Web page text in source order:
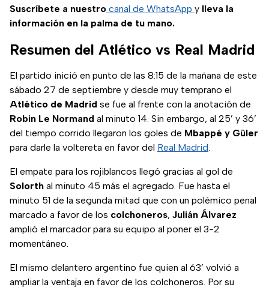
Suscríbete a nuestro canal de WhatsApp y lleva la
información en la palma de tu mano.
Resumen del Atlético vs Real Madrid
El partido inició en punto de las 8:15 de la mañana de este
sábado 27 de septiembre y desde muy temprano el
Atlético de Madrid se fue al frente con la anotación de
Robin Le Normand al minuto 14. Sin embargo, al 25’ y 36’
del tiempo corrido llegaron los goles de Mbappé y Güler
para darle la voltereta en favor del Real Madrid.
El empate para los rojiblancos llegó gracias al gol de
Solorth al minuto 45 más el agregado. Fue hasta el
minuto 51 de la segunda mitad que con un polémico penal
marcado a favor de los colchoneros, Julián Álvarez
amplió el marcador para su equipo al poner el 3-2
momentáneo.
El mismo delantero argentino fue quien al 63’ volvió a
ampliar la ventaja en favor de los colchoneros. Por su